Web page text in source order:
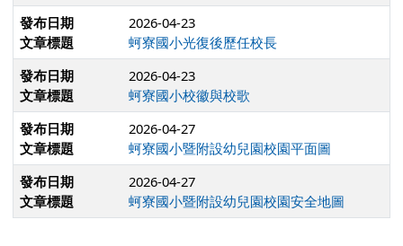
發布日期
2026-04-23
文章標題
蚵寮國小光復後歷任校長
發布日期
2026-04-23
文章標題
蚵寮國小校徽與校歌
發布日期
2026-04-27
文章標題
蚵寮國小暨附設幼兒園校園平面圖
發布日期
2026-04-27
文章標題
蚵寮國小暨附設幼兒園校園安全地圖